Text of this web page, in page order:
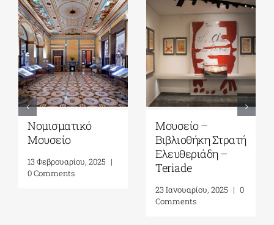
Νομισματικό
Μουσείο
13 Φεβρουαρίου, 2025 |
0 Comments
Μουσείο –
Βιβλιοθήκη Στρατή
Ελευθεριάδη –
Teriade
23 Ιανουαρίου, 2025 | 0
Comments